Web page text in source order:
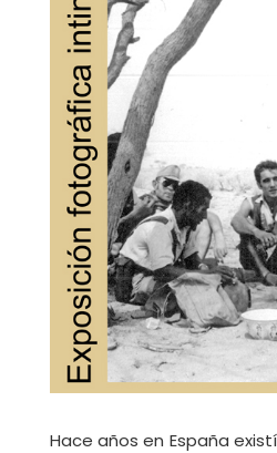
Hace años en España